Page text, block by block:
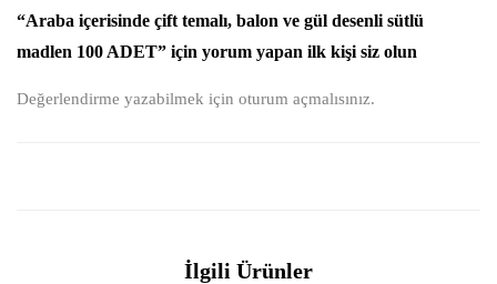
“Araba içerisinde çift temalı, balon ve gül desenli sütlü
madlen 100 ADET” için yorum yapan ilk kişi siz olun
Değerlendirme yazabilmek için oturum açmalısınız.
İlgili Ürünler